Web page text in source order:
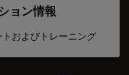
ョン情報
およびトレーニング